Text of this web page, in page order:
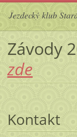
Jezdecký klub
Závody
zde
Kontakt